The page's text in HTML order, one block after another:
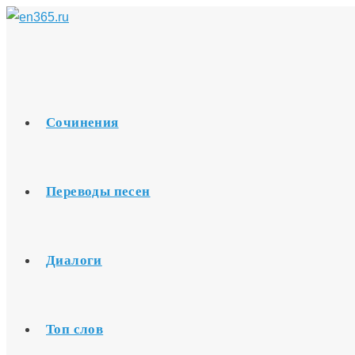
Перейти
Сочинения
Переводы песен
Диалоги
Топ слов